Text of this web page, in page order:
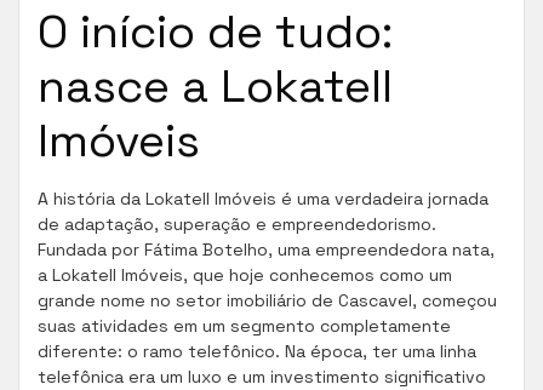
O início de tudo:
nasce a Lokatell
Imóveis
A história da Lokatell Imóveis é uma verdadeira jornada
de adaptação, superação e empreendedorismo.
Fundada por Fátima Botelho, uma empreendedora nata,
a Lokatell Imóveis, que hoje conhecemos como um
grande nome no setor imobiliário de Cascavel, começou
suas atividades em um segmento completamente
diferente: o ramo telefônico. Na época, ter uma linha
telefônica era um luxo e um investimento significativo